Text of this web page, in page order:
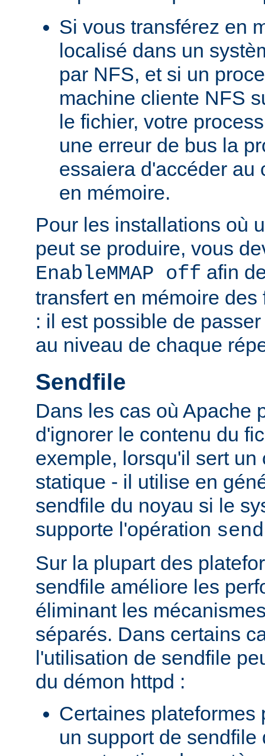
Si vous transférez en
localisé dans un
par NFS, et si un
machine cliente NFS
le fichier, votre
une erreur de bus la
essaiera d'accéder au
en mémoire.
Pour les installations où
peut se produire, vous
EnableMMAP off afin
transfert en mémoire
: il est possible de
au niveau de chaque
Sendfile
Dans les cas où Apache
d'ignorer le contenu du
exemple, lorsqu'il sert un
statique - il utilise en
sendfile du noyau si le
supporte l'opération
Sur la plupart des
sendfile améliore les
éliminant les
séparés. Dans certains
l'utilisation de sendfile
du démon httpd :
Certaines plateformes
un support de